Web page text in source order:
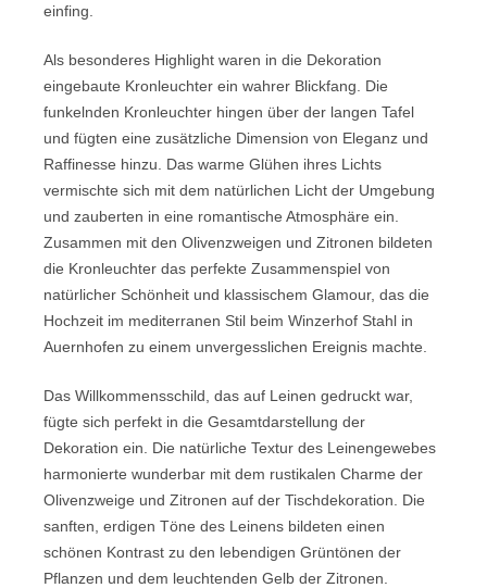
einfing.
Als besonderes Highlight waren in die Dekoration
eingebaute Kronleuchter ein wahrer Blickfang. Die
funkelnden Kronleuchter hingen über der langen Tafel
und fügten eine zusätzliche Dimension von Eleganz und
Raffinesse hinzu. Das warme Glühen ihres Lichts
vermischte sich mit dem natürlichen Licht der Umgebung
und zauberten in eine romantische Atmosphäre ein.
Zusammen mit den Olivenzweigen und Zitronen bildeten
die Kronleuchter das perfekte Zusammenspiel von
natürlicher Schönheit und klassischem Glamour, das die
Hochzeit im mediterranen Stil beim Winzerhof Stahl in
Auernhofen zu einem unvergesslichen Ereignis machte.
Das Willkommensschild, das auf Leinen gedruckt war,
fügte sich perfekt in die Gesamtdarstellung der
Dekoration ein. Die natürliche Textur des Leinengewebes
harmonierte wunderbar mit dem rustikalen Charme der
Olivenzweige und Zitronen auf der Tischdekoration. Die
sanften, erdigen Töne des Leinens bildeten einen
schönen Kontrast zu den lebendigen Grüntönen der
Pflanzen und dem leuchtenden Gelb der Zitronen.